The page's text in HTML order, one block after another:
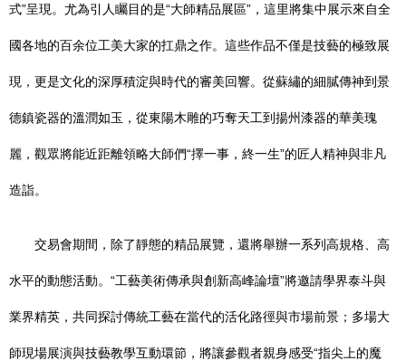
式”呈現。尤為引人矚目的是“大師精品展區”，這里將集中展示來自全
國各地的百余位工美大家的扛鼎之作。這些作品不僅是技藝的極致展
現，更是文化的深厚積淀與時代的審美回響。從蘇繡的細膩傳神到景
德鎮瓷器的溫潤如玉，從東陽木雕的巧奪天工到揚州漆器的華美瑰
麗，觀眾將能近距離領略大師們“擇一事，終一生”的匠人精神與非凡
造詣。
交易會期間，除了靜態的精品展覽，還將舉辦一系列高規格、高
水平的動態活動。“工藝美術傳承與創新高峰論壇”將邀請學界泰斗與
業界精英，共同探討傳統工藝在當代的活化路徑與市場前景；多場大
師現場展演與技藝教學互動環節，將讓參觀者親身感受“指尖上的魔